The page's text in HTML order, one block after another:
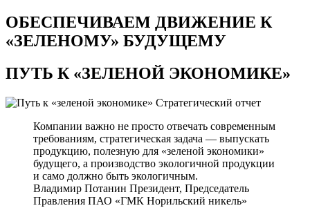
ОБЕСПЕЧИВАЕМ ДВИЖЕНИЕ К
«ЗЕЛЕНОМУ» БУДУЩЕМУ
ПУТЬ К«ЗЕЛЕНОЙ ЭКОНОМИКЕ»
Стратегический отчет
Компании важно не просто отвечать современным
требованиям, стратегическая задача — выпускать
продукцию, полезную для «зеленой экономики»
будущего, а производство экологичной продукции
и само должно быть экологичным.
Владимир Потанин Президент, Председатель
Правления ПАО «ГМК Норильский никель»